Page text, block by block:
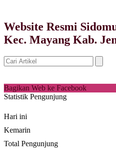
Website Resmi
Kec. Mayang Kab.
Bagikan Web ke Facebook
Statistik Pengunjung
Hari ini
Kemarin
Total Pengunjung